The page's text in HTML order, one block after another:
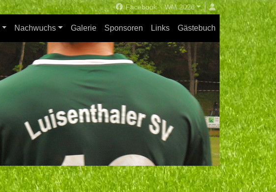
Facebook WM 2026
Nachwuchs Galerie Sponsoren Links Gästebuch